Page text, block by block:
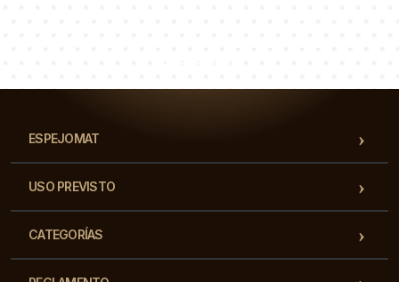
ESPEJOMAT
USO PREVISTO
CATEGORÍAS